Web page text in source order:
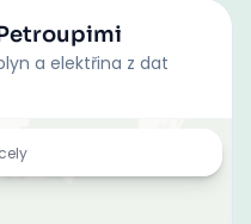
a elektřina z dat